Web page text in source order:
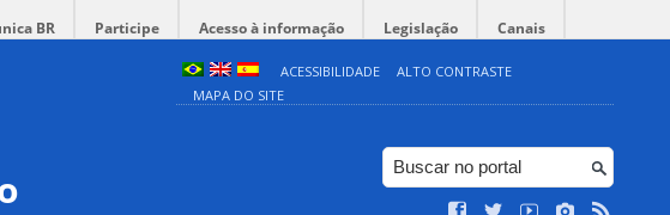
BR Participe Acesso à informação Legislação Canais
ACESSIBILIDADE
ALTO CONTRASTE
MAPA DO SITE